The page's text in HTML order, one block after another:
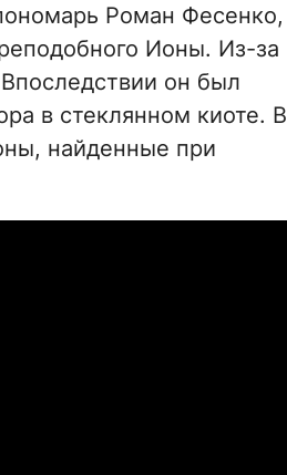
Роман Фесенко,
Ионы. Из-за
он был
в стеклянном киоте. В
найденные при